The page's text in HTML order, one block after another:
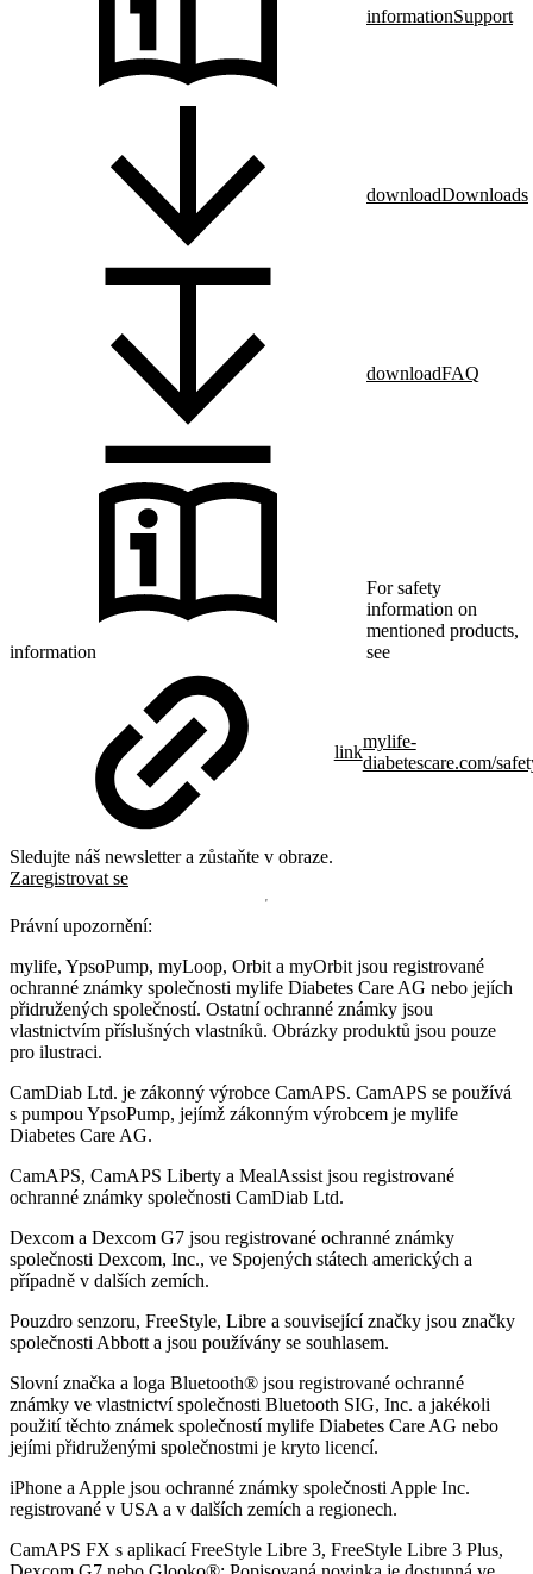
informationSupport
downloadDownloads
downloadFAQ
information
For safety
information on
mentioned products,
see
link
mylife-
diabetescare.com/
Sledujte náš newsletter a zůstaňte v obraze.
Zaregistrovat se
Právní upozornění:
mylife, YpsoPump, myLoop, Orbit a myOrbit jsou registrované
ochranné známky společnosti mylife Diabetes Care AG nebo jejích
přidružených společností. Ostatní ochranné známky jsou
vlastnictvím příslušných vlastníků. Obrázky produktů jsou pouze
pro ilustraci.
CamDiab Ltd. je zákonný výrobce CamAPS. CamAPS se používá
s pumpou YpsoPump, jejímž zákonným výrobcem je mylife
Diabetes Care AG.
CamAPS, CamAPS Liberty a MealAssist jsou registrované
ochranné známky společnosti CamDiab Ltd.
Dexcom a Dexcom G7 jsou registrované ochranné známky
společnosti Dexcom, Inc., ve Spojených státech amerických a
případně v dalších zemích.
Pouzdro senzoru, FreeStyle, Libre a související značky jsou značky
společnosti Abbott a jsou používány se souhlasem.
Slovní značka a loga Bluetooth® jsou registrované ochranné
známky ve vlastnictví společnosti Bluetooth SIG, Inc. a jakékoli
použití těchto známek společností mylife Diabetes Care AG nebo
jejími přidruženými společnostmi je kryto licencí.
iPhone a Apple jsou ochranné známky společnosti Apple Inc.
registrované v USA a v dalších zemích a regionech.
CamAPS FX s aplikací FreeStyle Libre 3, FreeStyle Libre 3 Plus,